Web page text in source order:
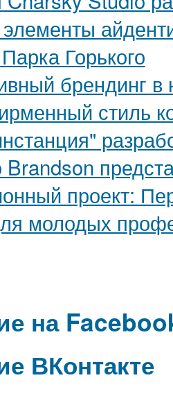
элементы
Горького
брендинг в
стиль
Brandson
проект:
молодых
на
ВКонтакте